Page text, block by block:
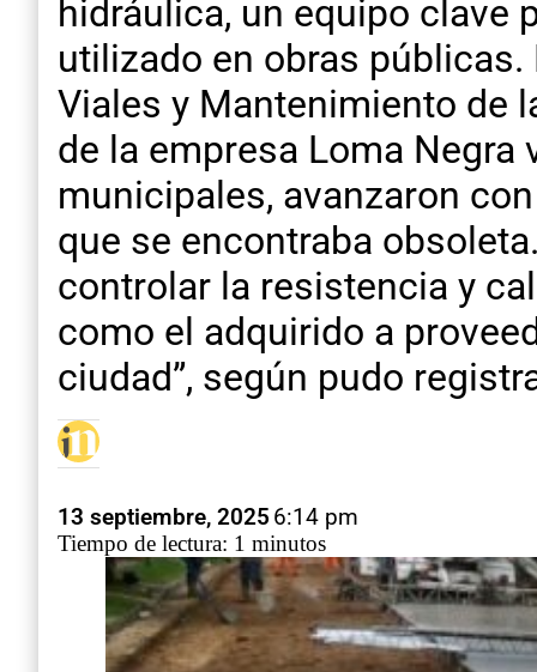
hidráulica, un equipo clave
utilizado en obras públicas.
Viales y Mantenimiento de
de la empresa Loma
municipales, avanzaron
que se encontraba
controlar la resistencia y
como el adquirido a
ciudad”, según pudo
13 septiembre, 2025 6:14 pm
Tiempo de lectura: 1 minutos